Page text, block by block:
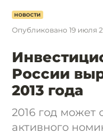
НОВОСТИ
Опубликовано 19 июля
России
2013 года
2016 год может
активного